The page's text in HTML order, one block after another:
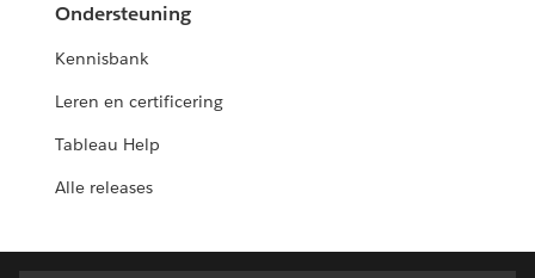
Ondersteuning
Kennisbank
Leren en certificering
Tableau Help
Alle releases